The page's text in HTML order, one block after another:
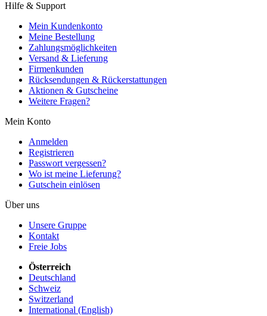
Hilfe & Support
Mein Kundenkonto
Meine Bestellung
Zahlungsmöglichkeiten
Versand & Lieferung
Firmenkunden
Rücksendungen & Rückerstattungen
Aktionen & Gutscheine
Weitere Fragen?
Mein Konto
Anmelden
Registrieren
Passwort vergessen?
Wo ist meine Lieferung?
Gutschein einlösen
Über uns
Unsere Gruppe
Kontakt
Freie Jobs
Österreich
Deutschland
Schweiz
Switzerland
International (English)